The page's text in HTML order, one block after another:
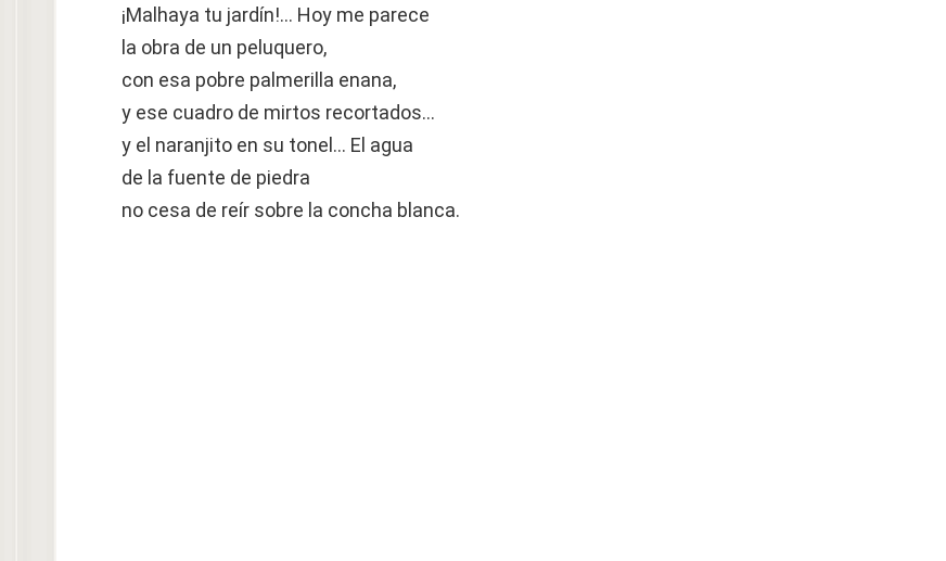
¡Malhaya tu jardín!… Hoy me parece
la obra de un peluquero,
con esa pobre palmerilla enana,
y ese cuadro de mirtos recortados…
y el naranjito en su tonel… El agua
de la fuente de piedra
no cesa de reír sobre la concha blanca.